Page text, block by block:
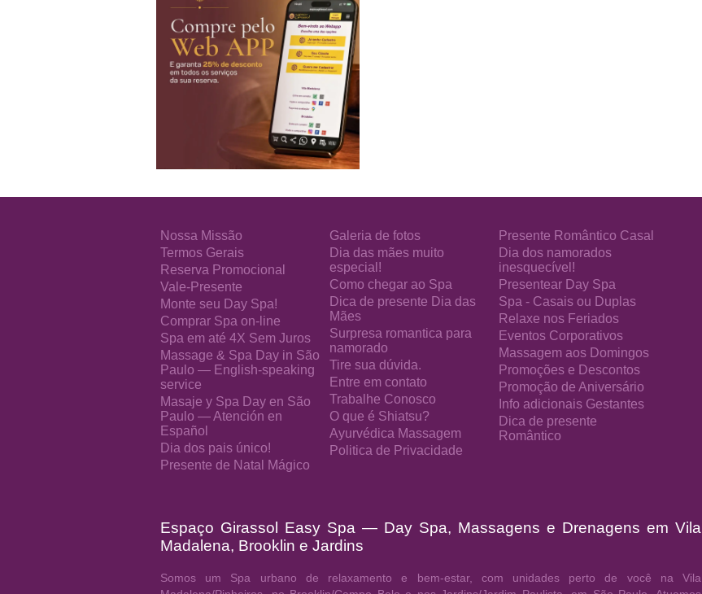
Nossa Missão
Termos Gerais
Reserva Promocional
Vale-Presente
Monte seu Day Spa!
Comprar Spa on-line
Spa em até 4X Sem Juros
Massage & Spa Day in São
Paulo — English-speaking
service
Masaje y Spa Day en São
Paulo — Atención en
Español
Dia dos pais único!
Presente de Natal Mágico
Galeria de fotos
Dia das mães muito
especial!
Como chegar ao Spa
Dica de presente Dia das
Mães
Surpresa romantica para
namorado
Tire sua dúvida.
Entre em contato
Trabalhe Conosco
O que é Shiatsu?
Ayurvédica Massagem
Politica de Privacidade
Presente Romântico Casal
Dia dos namorados
inesquecível!
Presentear Day Spa
Spa - Casais ou Duplas
Relaxe nos Feriados
Eventos Corporativos
Massagem aos Domingos
Promoções e Descontos
Promoção de Aniversário
Info adicionais Gestantes
Dica de presente
Romântico
Espaço Girassol Easy Spa — Day Spa, Massagens e Drenagens em Vila
Madalena, Brooklin e Jardins
Somos um Spa urbano de relaxamento e bem-estar, com unidades perto de você na Vila